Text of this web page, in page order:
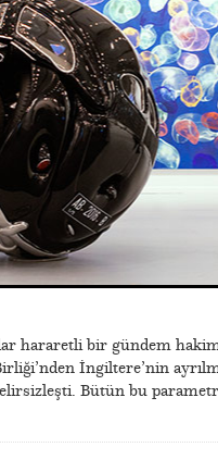
hararetli bir gündem
İngiltere’nin
Bütün bu